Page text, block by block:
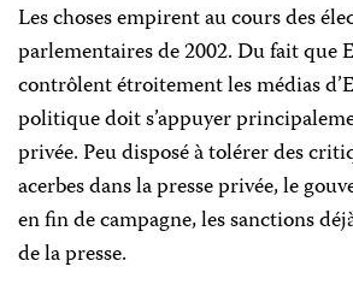
Les choses empirent au cours des
parlementaires de 2002. Du fait que
contrôlent étroitement les médias
politique doit s’appuyer
privée. Peu disposé à tolérer des
acerbes dans la presse privée, le
en fin de campagne, les sanctions
de la presse.